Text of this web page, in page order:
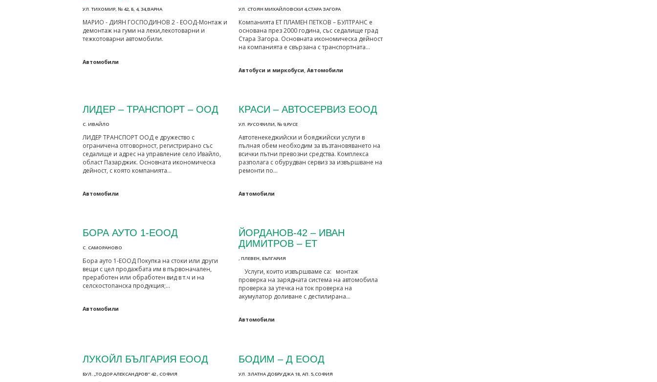
УЛ. ТИХОМИР, № 42, Б, 4, 34,ВАРНА
МАРИО - ДИЯН ГОСПОДИНОВ 2 - ЕООД-Монтаж и
демонтаж на гуми на леки,лекотоварни и
тежкотоварни автомобили.
Автомобили
УЛ. СТОЯН МИХАЙЛОВСКИ 4,СТАРА ЗАГОРА
Компанията ЕТ ПЛАМЕН ПЕТКОВ – БУЛТРАНС е
основана през 2000 година, със седалище град
Стара Загора. Основната икономическа дейност
на компанията е свързана с транспортната…
Автобуси и миркобуси,Автомобили
ЛИДЕР – ТРАНСПОРТ – ООД
С. ИВАЙЛО
ЛИДЕР ТРАНСПОРТ ООД е дружество с
ограничена отговорност, регистрирано със
седалище и адрес на управление село Ивайло,
област Пазарджик. Основната икономическа
дейност, с която компанията…
Автомобили
КРАСИ – АВТОСЕРВИЗ ЕООД
УЛ. РУСОФИЛИ, № 9,РУСЕ
Автотенекеджийски и бояджийски услуги в
пълная обем необходим за възтановяването на
всички пътни превозни средства. Комплекса
разполага с обурудван сервиз за извършване на
ремонти по…
Автомобили
БОРА АУТО 1-ЕООД
С. САМОРАНОВО
Бора ауто 1-ЕООД Покупка на стоки или други
вещи с цел продажбата им в първоначален,
преработен или обработен вид в т.ч и на
селскостопанска продукция;…
Автомобили
ЙОРДАНОВ-42 – ИВАН
ДИМИТРОВ – ЕТ
, ПЛЕВЕН, БЪЛГАРИЯ
Услуги, които извършваме са: монтаж
проверка на зарядната система на автомобила
проверка за утечка на ток проверка на
акумулатор доливане с дестилирана…
Автомобили
ЛУКОЙЛ БЪЛГАРИЯ ЕООД
БУЛ. „ТОДОР АЛЕКСАНДРОВ” 42 , СОФИЯ
БОДИМ – Д ЕООД
УЛ. ЗЛАТНА ДОБРУДЖА 18, АП. 5,СОФИЯ